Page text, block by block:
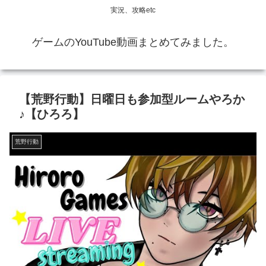
実況、攻略etc
ゲームのYouTube動画まとめてみました。
【荒野行動】日曜日も参加型ルームやろか
♪【ひろろ】
荒野行動